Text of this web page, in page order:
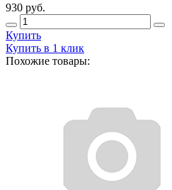
930 руб.
Купить
Купить в 1 клик
Похожие товары: